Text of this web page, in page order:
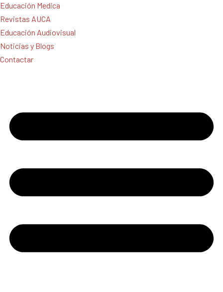
Educación Medica
Revistas AUCA
Educación Audiovisual
Noticias y Blogs
Contactar